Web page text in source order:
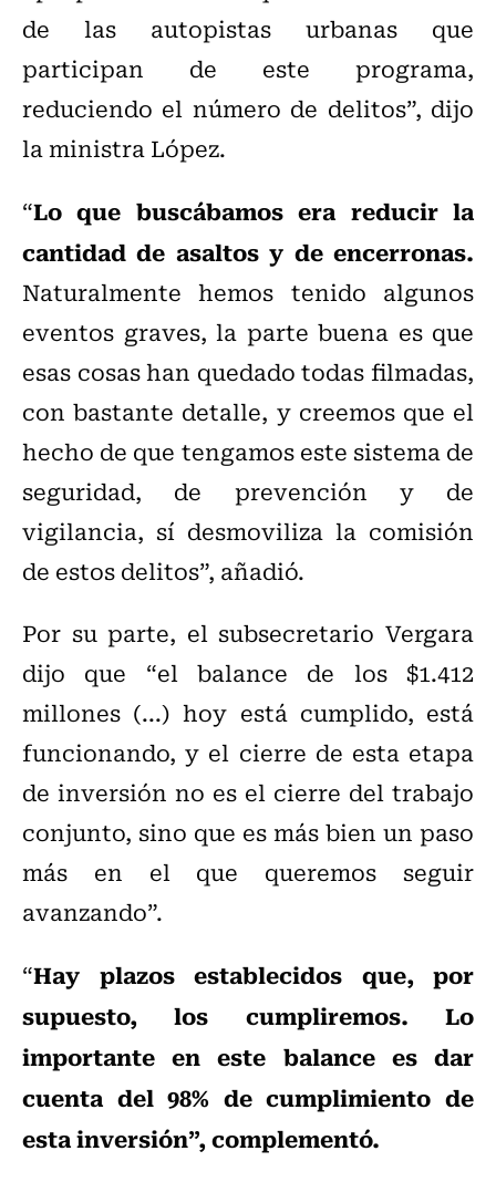
de las autopistas urbanas que
participan de este programa,
reduciendo el número de delitos”, dijo
la ministra López.
“Lo que buscábamos era reducir la
cantidad de asaltos y de encerronas.
Naturalmente hemos tenido algunos
eventos graves, la parte buena es que
esas cosas han quedado todas filmadas,
con bastante detalle, y creemos que el
hecho de que tengamos este sistema de
seguridad, de prevención y de
vigilancia, sí desmoviliza la comisión
de estos delitos”, añadió.
Por su parte, el subsecretario Vergara
dijo que “el balance de los $1.412
millones (...) hoy está cumplido, está
funcionando, y el cierre de esta etapa
de inversión no es el cierre del trabajo
conjunto, sino que es más bien un paso
más en el que queremos seguir
avanzando”.
“Hay plazos establecidos que, por
supuesto, los cumpliremos. Lo
importante en este balance es dar
cuenta del 98% de cumplimiento de
esta inversión”, complementó.